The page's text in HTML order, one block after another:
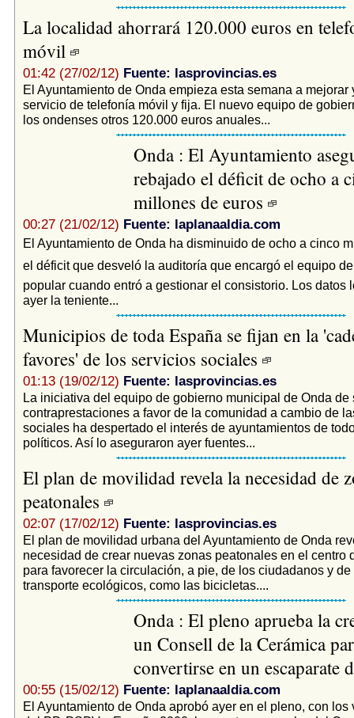
La localidad ahorrará 120.000 euros en
móvil
01:42 (27/02/12) Fuente: lasprovincias.es
El Ayuntamiento de Onda empieza esta semana a mejorar
servicio de telefonía móvil y fija. El nuevo equipo de
los ondenses otros 120.000 euros anuales...
Onda : El Ayuntamiento
rebajado el déficit de ocho a
millones de euros
00:27 (21/02/12) Fuente: laplanaaldia.com
El Ayuntamiento de Onda ha disminuido de ocho a cinco
el déficit que desveló la auditoría que encargó el equipo
popular cuando entró a gestionar el consistorio. Los datos
ayer la teniente...
Municipios de toda España se fijan en la
favores' de los servicios sociales
01:13 (19/02/12) Fuente: lasprovincias.es
La iniciativa del equipo de gobierno municipal de Onda de
contraprestaciones a favor de la comunidad a cambio de
sociales ha despertado el interés de ayuntamientos de
políticos. Así lo aseguraron ayer fuentes...
El plan de movilidad revela la necesidad de
peatonales
02:07 (17/02/12) Fuente: lasprovincias.es
El plan de movilidad urbana del Ayuntamiento de Onda
necesidad de crear nuevas zonas peatonales en el centro
para favorecer la circulación, a pie, de los ciudadanos y
transporte ecológicos, como las bicicletas....
Onda : El pleno aprueba la
un Consell de la Cerámica
convertirse en un escaparate
00:55 (15/02/12) Fuente: laplanaaldia.com
El Ayuntamiento de Onda aprobó ayer en el pleno, con los